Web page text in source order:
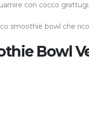
con cocco
smoothie bowl che
Bowl